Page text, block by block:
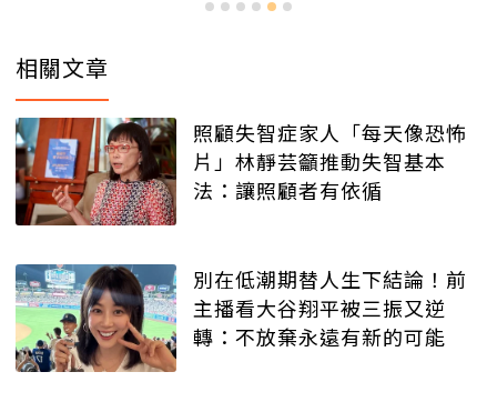
相關文章
照顧失智症家人「每天像恐怖
片」林靜芸籲推動失智基本
法：讓照顧者有依循
別在低潮期替人生下結論！前
主播看大谷翔平被三振又逆
轉：不放棄永遠有新的可能